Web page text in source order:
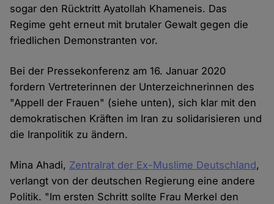
sogar den Rücktritt Ayatollah Khameneis. Das
Regime geht erneut mit brutaler Gewalt gegen die
friedlichen Demonstranten vor.
Bei der Pressekonferenz am 16. Januar 2020
fordern Vertreterinnen der Unterzeichnerinnen des
"Appell der Frauen" (siehe unten), sich klar mit den
demokratischen Kräften im Iran zu solidarisieren und
die Iranpolitik zu ändern.
Mina Ahadi, Zentralrat der Ex-Muslime Deutschland,
verlangt von der deutschen Regierung eine andere
Politik. "Im ersten Schritt sollte Frau Merkel den